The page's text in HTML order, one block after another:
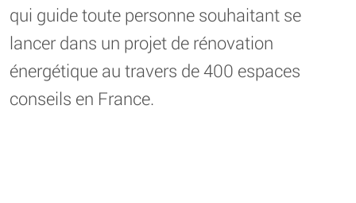
qui guide toute personne souhaitant se
lancer dans un projet de rénovation
énergétique au travers de 400 espaces
conseils en France.